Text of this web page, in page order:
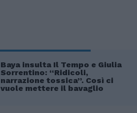
Baya insulta Il Tempo e Giulia
Sorrentino: “Ridicoli,
narrazione tossica”. Così ci
vuole mettere il bavaglio